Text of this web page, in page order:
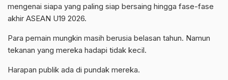
mengenai siapa yang paling siap bersaing hingga fase-fase
akhir ASEAN U19 2026.
Para pemain mungkin masih berusia belasan tahun. Namun
tekanan yang mereka hadapi tidak kecil.
Harapan publik ada di pundak mereka.